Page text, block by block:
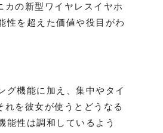
の新型ワイヤレスイヤホ
性を超えた価値や役目がわ
グ機能に加え、集中やタイ
を彼女が使うとどうなる
性は調和しているよう